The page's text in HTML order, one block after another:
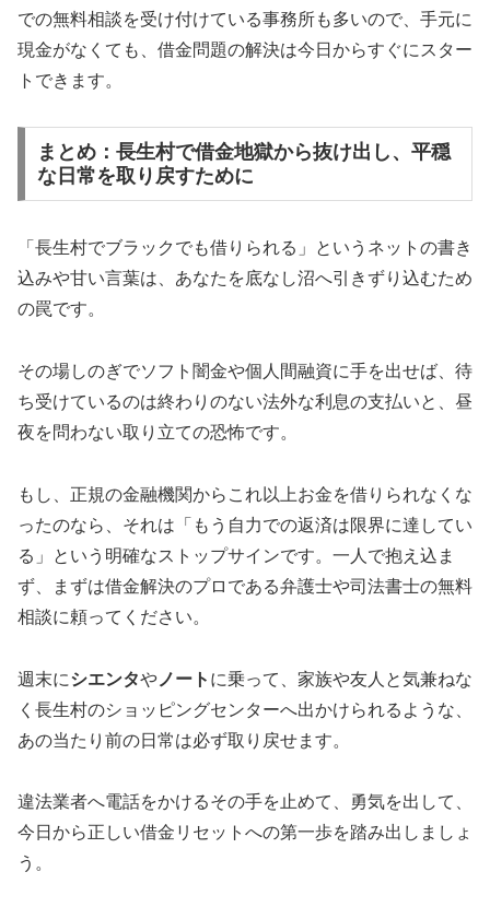
での無料相談を受け付けている事務所も多いので、手元に
現金がなくても、借金問題の解決は今日からすぐにスター
トできます。
まとめ：長生村で借金地獄から抜け出し、平穏
な日常を取り戻すために
「長生村でブラックでも借りられる」というネットの書き
込みや甘い言葉は、あなたを底なし沼へ引きずり込むため
の罠です。
その場しのぎでソフト闇金や個人間融資に手を出せば、待
ち受けているのは終わりのない法外な利息の支払いと、昼
夜を問わない取り立ての恐怖です。
もし、正規の金融機関からこれ以上お金を借りられなくな
ったのなら、それは「もう自力での返済は限界に達してい
る」という明確なストップサインです。一人で抱え込ま
ず、まずは借金解決のプロである弁護士や司法書士の無料
相談に頼ってください。
週末にシエンタや ノート に乗って、家族や友人と気兼ねな
く長生村のショッピングセンターへ出かけられるような、
あの当たり前の日常は必ず取り戻せます。
違法業者へ電話をかけるその手を止めて、勇気を出して、
今日から正しい借金リセットへの第一歩を踏み出しましょ
う。